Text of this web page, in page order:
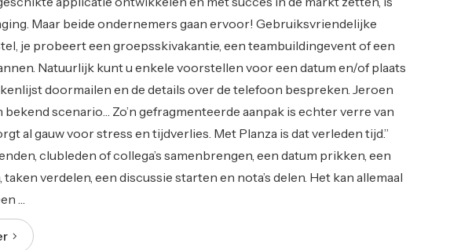
Maar beide ondernemers gaan ervoor! Gebruiksvriendelijke
je probeert een groepsskivakantie, een teambuildingevent of een
Natuurlijk kunt u enkele voorstellen voor een datum en/of plaats
doormailen en de details over de telefoon bespreken. Jeroen
bekend scenario… Zo’n gefragmenteerde aanpak is echter verre van
al gauw voor stress en tijdverlies. Met Planza is dat verleden tijd.”
clubleden of collega’s samenbrengen, een datum prikken, een
taken verdelen, een discussie starten en nota’s delen. Het kan allemaal
…